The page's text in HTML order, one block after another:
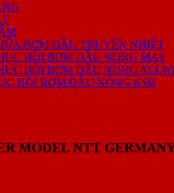
BƠM DẦU TRUYỀN NHIỆT
HỒI BƠM DẦU NÓNG MAS
HỒI BƠM DẦU NÓNG
HỒI BƠM DẦU NÓNG KSB
MODEL NTT